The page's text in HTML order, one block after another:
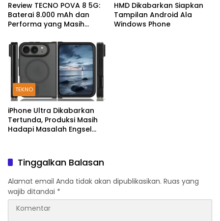
Review TECNO POVA 8 5G:
Baterai 8.000 mAh dan
Performa yang Masih
HMD Dikabarkan Siapkan
Tampilan Android Ala
Windows Phone
TEKNO
iPhone Ultra Dikabarkan
Tertunda, Produksi Masih
Hadapi Masalah Engsel
Tinggalkan Balasan
Alamat email Anda tidak akan dipublikasikan. Ruas yang
wajib ditandai *